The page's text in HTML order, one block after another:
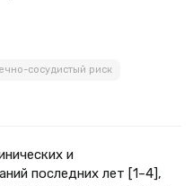
сосудистый риск
и
последних лет [1–4],